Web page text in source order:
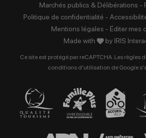
Marchés publics & Délibérations -
Politique de confidentialité -
Mentions légales - Éditer mes
Made with
by IRIS
Ce site est protégé par reCAPTCHA. Les règles
conditions d'utilisation de Google